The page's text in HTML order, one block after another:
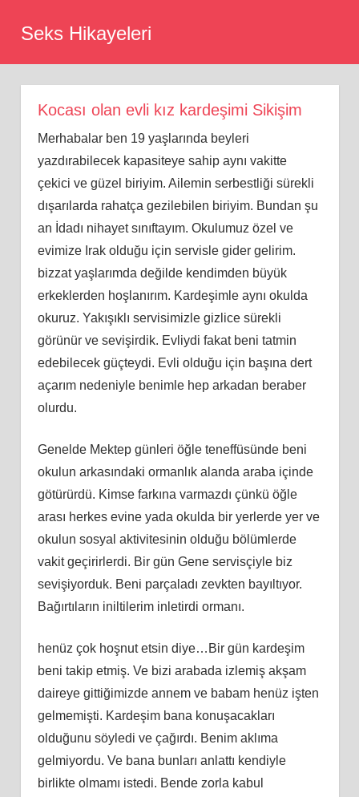
Seks Hikayeleri
Kocası olan evli kız kardeşimi Sikişim
Merhabalar ben 19 yaşlarında beyleri
yazdırabilecek kapasiteye sahip aynı vakitte
çekici ve güzel biriyim. Ailemin serbestliği sürekli
dışarılarda rahatça gezilebilen biriyim. Bundan şu
an İdadı nihayet sınıftayım. Okulumuz özel ve
evimize Irak olduğu için servisle gider gelirim.
bizzat yaşlarımda değilde kendimden büyük
erkeklerden hoşlanırım. Kardeşimle aynı okulda
okuruz. Yakışıklı servisimizle gizlice sürekli
görünür ve sevişirdik. Evliydi fakat beni tatmin
edebilecek güçteydi. Evli olduğu için başına dert
açarım nedeniyle benimle hep arkadan beraber
olurdu.
Genelde Mektep günleri öğle teneffüsünde beni
okulun arkasındaki ormanlık alanda araba içinde
götürürdü. Kimse farkına varmazdı çünkü öğle
arası herkes evine yada okulda bir yerlerde yer ve
okulun sosyal aktivitesinin olduğu bölümlerde
vakit geçirirlerdi. Bir gün Gene servisçiyle biz
sevişiyorduk. Beni parçaladı zevkten bayıltıyor.
Bağırtıların iniltilerim inletirdi ormanı.
henüz çok hoşnut etsin diye…Bir gün kardeşim
beni takip etmiş. Ve bizi arabada izlemiş akşam
daireye gittiğimizde annem ve babam henüz işten
gelmemişti. Kardeşim bana konuşacakları
olduğunu söyledi ve çağırdı. Benim aklıma
gelmiyordu. Ve bana bunları anlattı kendiyle
birlikte olmamı istedi. Bende zorla kabul